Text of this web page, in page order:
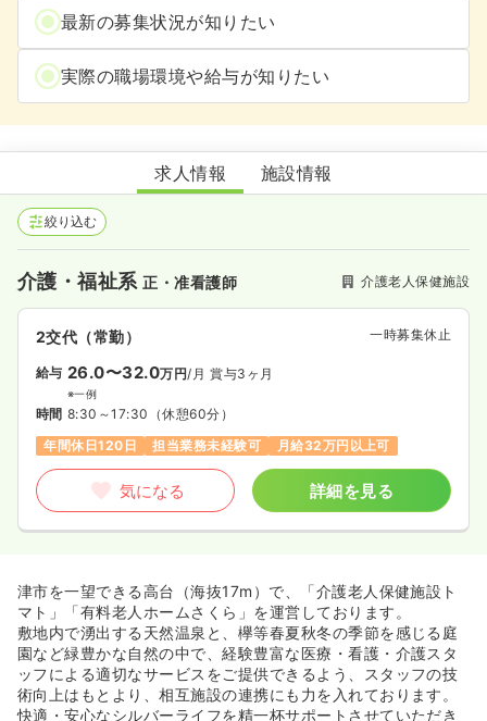
最新の募集状況が知りたい
実際の職場環境や給与が知りたい
介護老人保健施設トマト
求人情報 施設情報
絞り込む
介護・福祉系正・准看護師 介護老人保健施設
2交代（常勤） 一時募集休止
給与 26.0〜32.0万円/月 賞与3ヶ月
※一例
時間 8:30～17:30 （休憩60分）
年間休日120日
担当業務未経験可 月給32万円以上可
気になる 詳細を見る
津市を一望できる高台（海抜17m）で、「介護老人保健施設ト
マト」「有料老人ホームさくら」を運営しております。
敷地内で湧出する天然温泉と、欅等春夏秋冬の季節を感じる庭
園など緑豊かな自然の中で、経験豊富な医療・看護・介護スタ
ッフによる適切なサービスをご提供できるよう、スタッフの技
術向上はもとより、相互施設の連携にも力を入れております。
快適・安心なシルバーライフを精一杯サポートさせていただき